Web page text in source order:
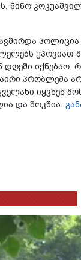
უპო­ვი­ათ
დღე­ში
პრობ­ლე­მა
იყ­ვნენ
და შოკ­შია.